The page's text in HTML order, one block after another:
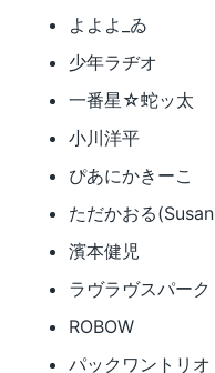
よよよ_ゐ
少年ラヂオ
一番星☆蛇ッ太
小川洋平
ぴあにかきーこ
ただかおる
濱本健児
ラヴラヴスパーク
ROBOW
パックワントリオ